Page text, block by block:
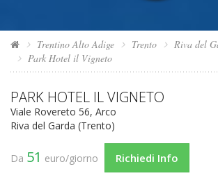
Trentino Alto Adige Trento
Riva del
Park Hotel il Vigneto
PARK HOTEL IL VIGNETO
Viale Rovereto 56, Arco
Riva del Garda (Trento)
Da 51 euro/giorno Richiedi Info